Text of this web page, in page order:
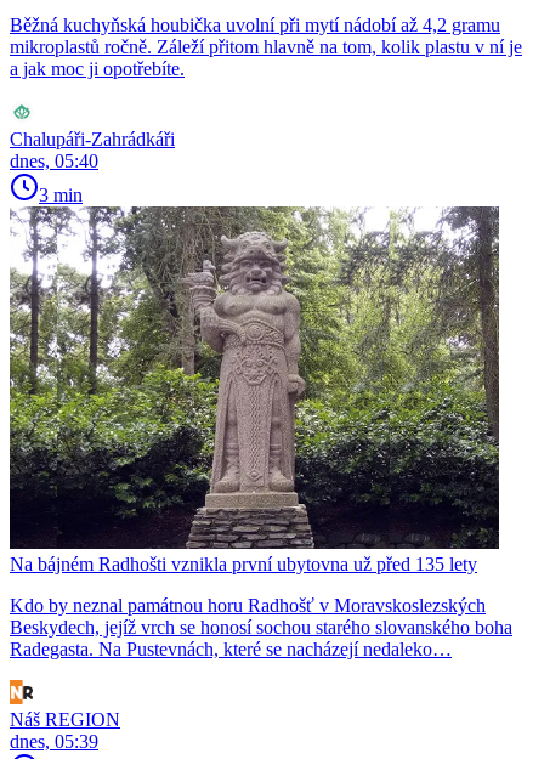
Běžná kuchyňská houbička uvolní při mytí nádobí až 4,2 gramu
mikroplastů ročně. Záleží přitom hlavně na tom, kolik plastu v ní je
a jak moc ji opotřebíte.
Chalupáři-Zahrádkáři
dnes, 05:40
3 min
Na bájném Radhošti vznikla první ubytovna už před 135 lety
Kdo by neznal památnou horu Radhošť v Moravskoslezských
Beskydech, jejíž vrch se honosí sochou starého slovanského boha
Radegasta. Na Pustevnách, které se nacházejí nedaleko…
Náš REGION
dnes, 05:39